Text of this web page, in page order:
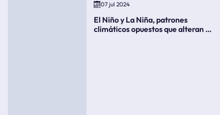
07 jul 2024
El Niño y La Niña, patrones
climáticos opuestos que alteran la